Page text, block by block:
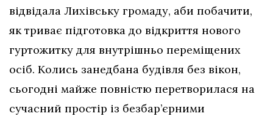
відвідала Лихівську громаду, аби побачити,
як триває підготовка до відкриття нового
гуртожитку для внутрішньо переміщених
осіб. Колись занедбана будівля без вікон,
сьогодні майже повністю перетворилася на
сучасний простір із безбар’єрними